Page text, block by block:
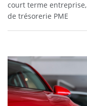
court terme
de trésorerie PME